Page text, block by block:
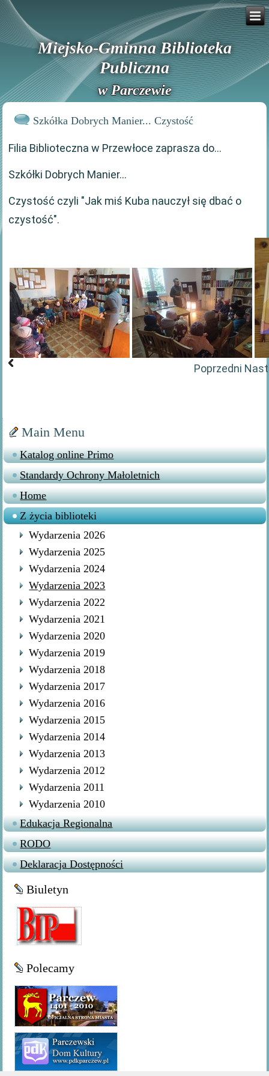
Miejsko-Gminna Biblioteka
Publiczna
w Parczewie
Szkółka Dobrych Manier... Czystość
Filia Biblioteczna w Przewłoce zaprasza do...
Szkółki Dobrych Manier...
Czystość czyli "Jak miś Kuba nauczył się dbać o
czystość".
Poprzedni
Main Menu
Katalog online Primo
Standardy Ochrony Małoletnich
Home
Z życia biblioteki
Wydarzenia 2026
Wydarzenia 2025
Wydarzenia 2024
Wydarzenia 2023
Wydarzenia 2022
Wydarzenia 2021
Wydarzenia 2020
Wydarzenia 2019
Wydarzenia 2018
Wydarzenia 2017
Wydarzenia 2016
Wydarzenia 2015
Wydarzenia 2014
Wydarzenia 2013
Wydarzenia 2012
Wydarzenia 2011
Wydarzenia 2010
Edukacja Regionalna
RODO
Deklaracja Dostępności
Biuletyn
Polecamy